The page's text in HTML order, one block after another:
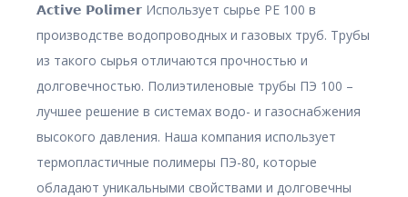
𝗔𝗰𝘁𝗶𝘃𝗲 𝗣𝗼𝗹𝗶𝗺𝗲𝗿 Использует сырье PE 100 в
производстве водопроводных и газовых труб. Трубы
из такого сырья отличаются прочностью и
долговечностью. Полиэтиленовые трубы ПЭ 100 –
лучшее решение в системах водо- и газоснабжения
высокого давления. Наша компания использует
термопластичные полимеры ПЭ-80, которые
обладают уникальными свойствами и долговечны